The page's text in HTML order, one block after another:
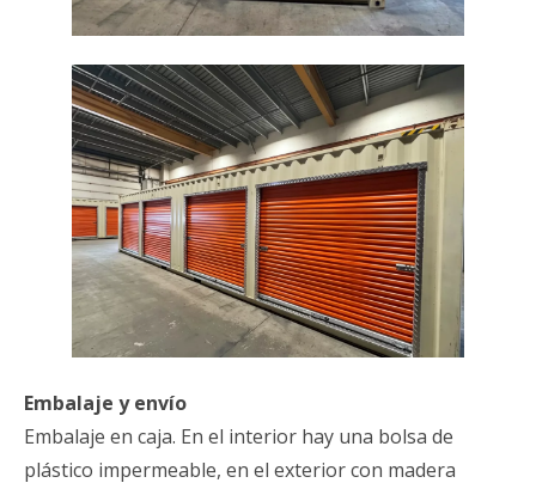
Embalaje y envío
Embalaje en caja. En el interior hay una bolsa de
plástico impermeable, en el exterior con madera